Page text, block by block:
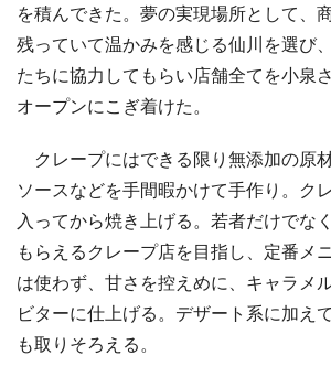
を積んできた。夢の実現場所として、
残っていて温かみを感じる仙川を選び
たちに協力してもらい店舗全てを小泉
オープンにこぎ着けた。
クレープにはできる限り無添加の原
ソースなどを手間暇かけて手作り。ク
入ってから焼き上げる。若者だけでな
もらえるクレープ店を目指し、定番メ
は使わず、甘さを控えめに、キャラメ
ビターに仕上げる。デザート系に加え
も取りそろえる。